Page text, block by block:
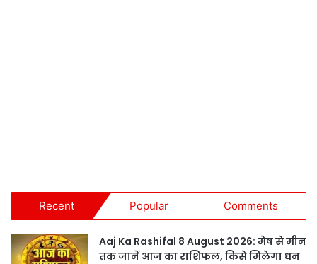
Recent Popular Comments
Aaj Ka Rashifal 8 August 2026: मेष से मीन
तक जानें आज का राशिफल, किसे मिलेगा धन